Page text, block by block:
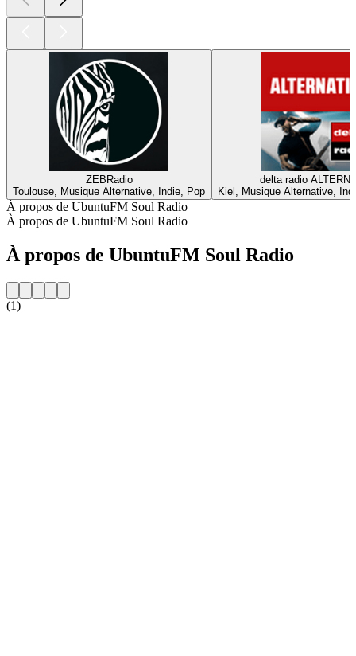
ZEBRadio
Toulouse, Musique Alternative, Indie, Pop
delta radio
Kiel, Musique Alternative,
À propos de UbuntuFM Soul Radio
À propos de UbuntuFM Soul Radio
À propos de UbuntuFM Soul Radio
(1)